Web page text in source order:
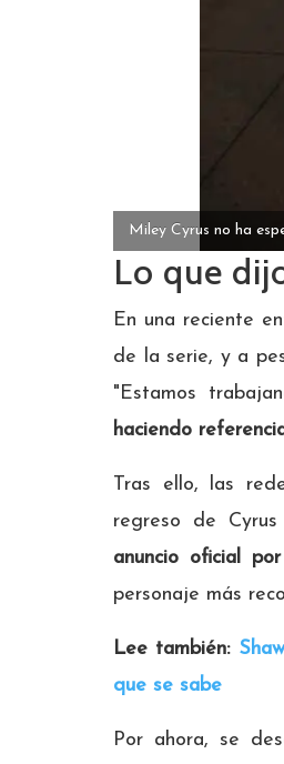
Miley Cyrus no ha
Lo que
En una reciente
de la serie, y a
"Estamos
haciendo
Tras ello, las
regreso de
anuncio oficial
personaje más
Lee también:
que se sabe
Por ahora, se